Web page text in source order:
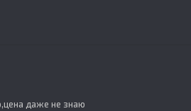
даже не знаю